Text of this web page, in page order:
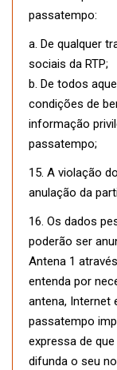
passatempo:
a. De qualquer
sociais da RTP;
b. De todos
condições de
informação
passatempo;
15. A violação
anulação da
16. Os dados
poderão ser
Antena 1
entenda por
antena, Internet
passatempo
expressa de
difunda o seu